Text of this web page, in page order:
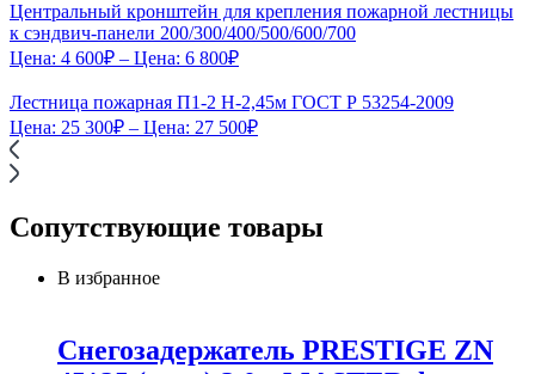
Центральный кронштейн для крепления пожарной лестницы
к сэндвич-панели 200/300/400/500/600/700
Цена: 4 600₽ – Цена: 6 800₽
Лестница пожарная П1-2 Н-2,45м ГОСТ Р 53254-2009
Цена: 25 300₽ – Цена: 27 500₽
Сопутствующие товары
В избранное
Снегозадержатель PRESTIGE ZN